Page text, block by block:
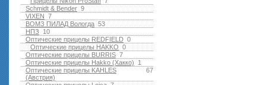
9
Schmidt & Bender
7
VIXEN
53
ВОМЗ ПИЛАД Вологда
10
НПЗ
0
Оптические прицелы REDFIELD
0
Оптические прицелы HAKKO
7
Оптические прицелы BURRIS
1
Оптические прицелы Hakko (Хакко)
67
Оптические прицелы KAHLES
(Австрия)